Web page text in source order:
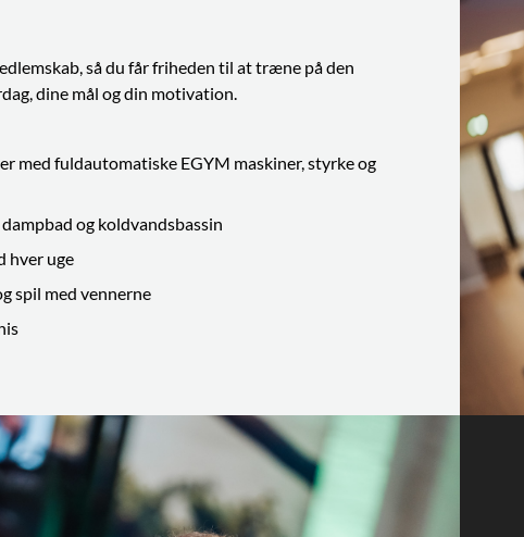
så du får friheden til at træne på den
dine mål og din motivation.
med fuldautomatiske EGYM maskiner, styrke og
og koldvandsbassin
hver uge
spil med vennerne